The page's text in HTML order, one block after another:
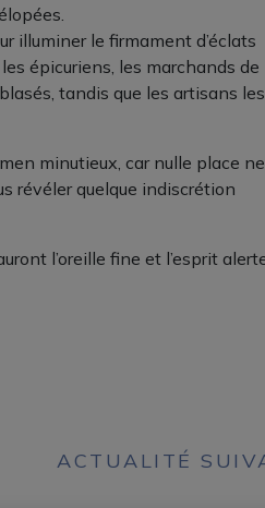
illuminer le firmament d’éclats
épicuriens, les marchands de
tandis que les artisans
minutieux, car nulle place ne
révéler quelque indiscrétion
l’oreille fine et l’esprit
ACTUALITÉ